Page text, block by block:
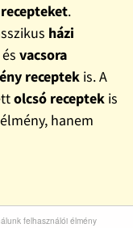
felhasználói élmény
.
házi
vacsora
receptekis. A
olcsó receptekis
hanem